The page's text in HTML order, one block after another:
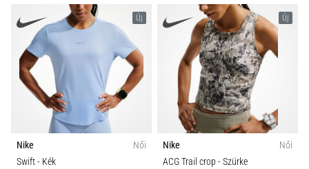
Új
Nike
Női
Swift- Kék
Új
Nike
Női
ACG Trail crop - Szürke